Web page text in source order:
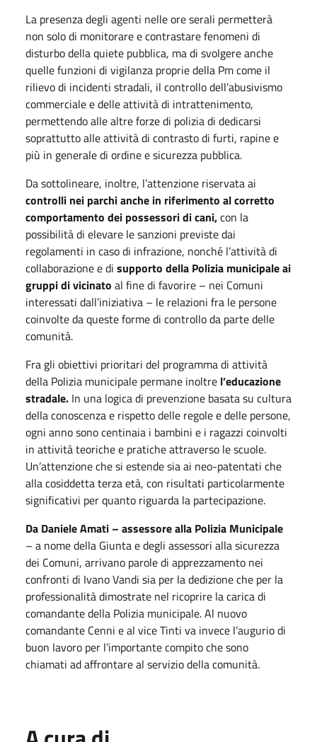
La presenza degli agenti nelle ore serali permetterà
non solo di monitorare e contrastare fenomeni di
disturbo della quiete pubblica, ma di svolgere anche
quelle funzioni di vigilanza proprie della Pm come il
rilievo di incidenti stradali, il controllo dell’abusivismo
commerciale e delle attività di intrattenimento,
permettendo alle altre forze di polizia di dedicarsi
soprattutto alle attività di contrasto di furti, rapine e
più in generale di ordine e sicurezza pubblica.
Da sottolineare, inoltre, l’attenzione riservata ai
controlli nei parchi anche in riferimento al corretto
comportamento dei possessori di cani,con la
possibilità di elevare le sanzioni previste dai
regolamenti in caso di infrazione, nonché l’attività di
collaborazione e di supporto della Polizia municipale ai
gruppi di vicinato al fine di favorire – nei Comuni
interessati dall’iniziativa – le relazioni fra le persone
coinvolte da queste forme di controllo da parte delle
comunità.
Fra gli obiettivi prioritari del programma di attività
della Polizia municipale permane inoltre l’educazione
stradale. In una logica di prevenzione basata su cultura
della conoscenza e rispetto delle regole e delle persone,
ogni anno sono centinaia i bambini e i ragazzi coinvolti
in attività teoriche e pratiche attraverso le scuole.
Un’attenzione che si estende sia ai neo-patentati che
alla cosiddetta terza età, con risultati particolarmente
significativi per quanto riguarda la partecipazione.
Da Daniele Amati – assessore alla Polizia Municipale
– a nome della Giunta e degli assessori alla sicurezza
dei Comuni, arrivano parole di apprezzamento nei
confronti di Ivano Vandi sia per la dedizione che per la
professionalità dimostrate nel ricoprire la carica di
comandante della Polizia municipale. Al nuovo
comandante Cenni e al vice Tinti va invece l’augurio di
buon lavoro per l’importante compito che sono
chiamati ad affrontare al servizio della comunità.